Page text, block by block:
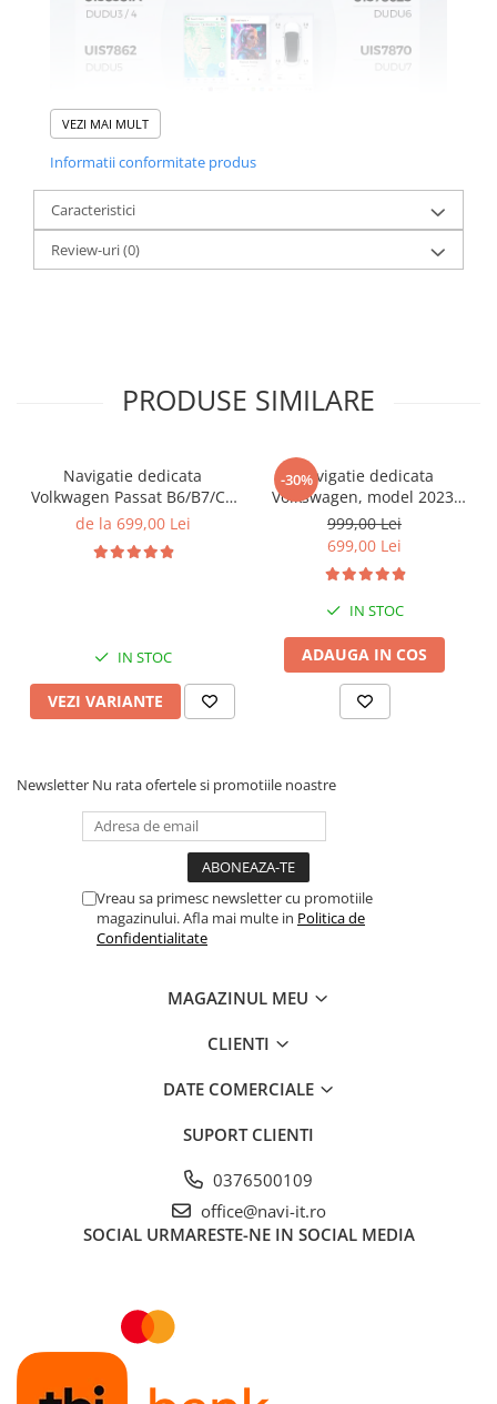
VEZI MAI MULT
Informatii conformitate produs
Caracteristici
Review-uri(0)
PRODUSE SIMILARE
Navigatie dedicata
Volkwagen Passat B6/B7/CC
Gri, 4GB RAM 64GB ROM,
Display QLED 10", DSP,
de la 699,00 Lei
IN STOC
VEZI VARIANTE
-30%Navigatie dedicata
Volkswagen, model 2023,
4GB RAM 64GB ROM,
Quadcore, Android 14,
Carplay&Android Auto,
Suport camere AHD
999,00 Lei
699,00 Lei
IN STOC
ADAUGA IN COS
Newsletter Nu rata ofertele si promotiile noastre
Vreau sa primesc newsletter cu promotiile
magazinului. Afla mai multe in Politica de
Confidentialitate
MAGAZINUL MEU
CLIENTI
DATE COMERCIALE
SUPORT CLIENTI
0376500109
office@navi-it.ro
SOCIAL URMARESTE-NE IN SOCIAL MEDIA